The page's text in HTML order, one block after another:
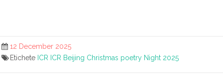
12 December 2025
Etichete ICR ICR Beijing Christmas poetry Night 2025